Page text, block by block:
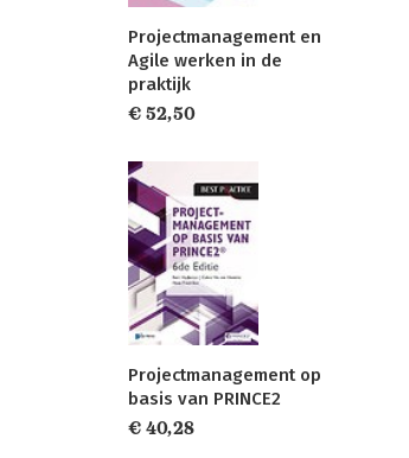
Projectmanagement en
Agile werken in de
praktijk
€ 52,50
Projectmanagement op
basis van PRINCE2
€ 40,28